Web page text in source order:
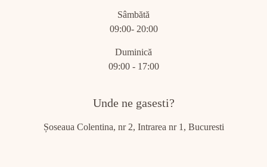
Sâmbătă
09:00- 20:00
Duminică
09:00 - 17:00
Unde ne gasesti?
Șoseaua Colentina, nr 2, Intrarea nr 1, Bucuresti